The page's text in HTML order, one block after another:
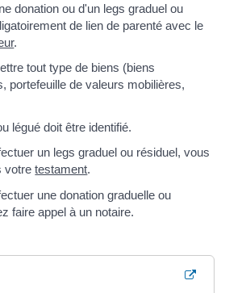
donation ou d'un legs graduel ou
de lien de parenté avec le
.
tout type de biens (biens
portefeuille de valeurs mobilières,
légué doit être identifié.
un legs graduel ou résiduel, vous
votretestament.
une donation graduelle ou
faire appel à un notaire.